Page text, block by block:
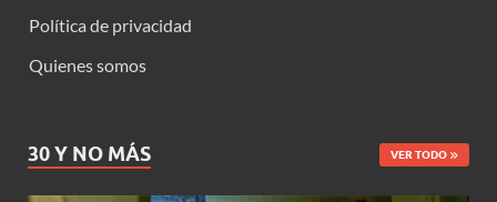
Política de privacidad
Quienes somos
30 Y NO MÁS VER TODO